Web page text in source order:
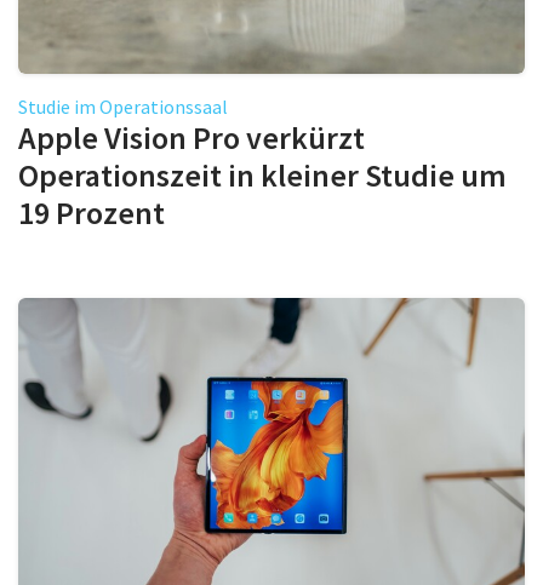
Studie im Operationssaal
Apple Vision Pro verkürzt
Operationszeit in kleiner Studie um
19 Prozent